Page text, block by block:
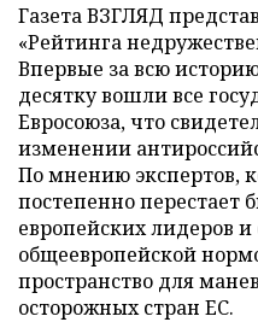
Газета ВЗГЛЯД
«Рейтинга
Впервые за всю
десятку вошли все
Евросоюза, что
изменении
По мнению экспертов,
постепенно перестает
европейских лидеров и
общеевропейской
пространство для
осторожных стран ЕС.